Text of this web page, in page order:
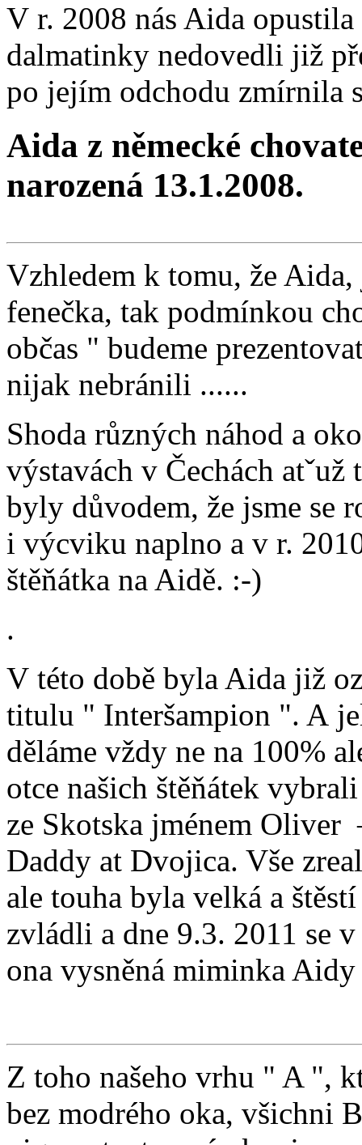
V r. 2008 nás Aida
dalmatinky nedovedli již
po jejím odchodu zmírnila
Aida z německé
narozená 13.1.2008.
Vzhledem k tomu, že
fenečka, tak podmínkou
občas " budeme
nijak nebránili ......
Shoda různých náhod a
výstavách v Čechách
byly důvodem, že jsme se
i výcviku naplno a v r.
štěňátka na Aidě. :-)
.
V této době byla Aida již
titulu " Interšampion ". A
děláme vždy ne na 100%
otce našich štěňátek
ze Skotska jménem Oliver
Daddy at Dvojica. Vše
ale touha byla velká a
zvládli a dne 9.3. 2011 se
ona vysněná miminka
Z toho našeho vrhu " A ",
bez modrého oka, všichni